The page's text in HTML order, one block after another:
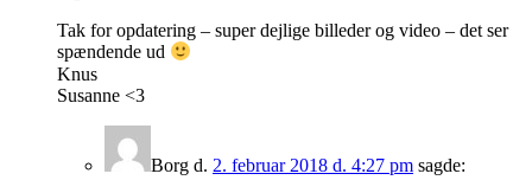
Tak for opdatering – super dejlige billeder og video – det ser
spændende ud
Knus
Susanne <3
Borg d. 2. februar 2018 d. 4:27 pm sagde: